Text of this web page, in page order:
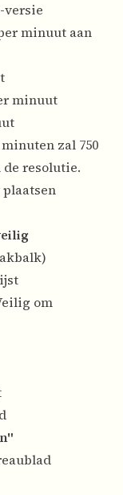
versie
minuut aan
minuut
zal 750
de resolutie.
om